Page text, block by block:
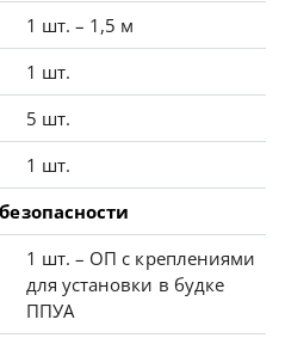
1 шт. – 1,5 м
1 шт.
5 шт.
1 шт.
1 шт. – ОП с креплениями
для установки в будке
ППУА